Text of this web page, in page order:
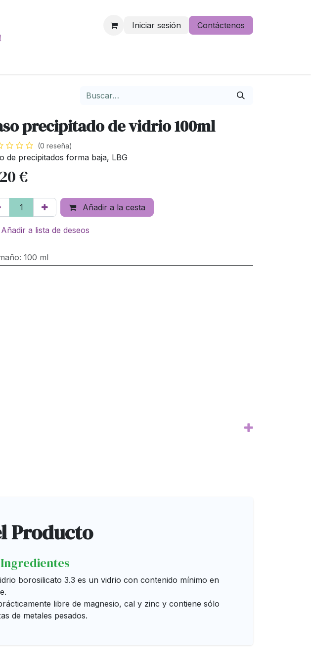
Iniciar sesión Contáctenos
precipitado de vidrio 100ml
(0 reseña)
de precipitados forma baja, LBG
€
Añadir a la cesta
Añadir a lista de deseos
: 100 ml
Producto
borosilicato 3.3 es un vidrio con contenido mínimo en
libre de magnesio, cal y zinc y contiene sólo
de metales pesados.